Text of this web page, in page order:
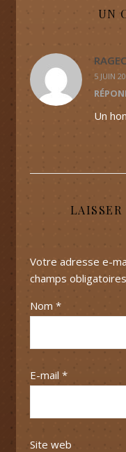
UN
5 JUIN
Un
Votre adresse e-
champs
Nom *
E-mail *
Site web